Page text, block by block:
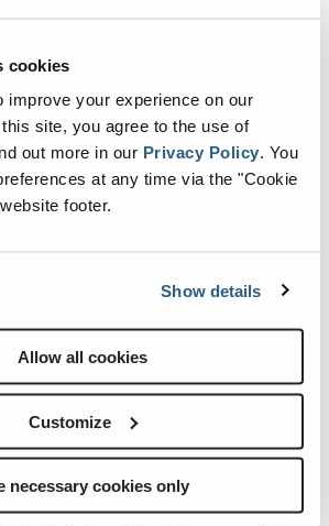
cookies
improve your experience on our
site, you agree to the use of
out more in our Privacy Policy. You
at any time via the "Cookie
footer.
Show details
Allow all cookies
Customize
necessary cookies only
und anderen naturbelassenen Hölzern.
Unternehmen jährlich bis zu 120.000 fm
und Pellets.
Holz gibt es keinen Abfall: Rinde und
für die Produktion von Strom und Wärme
Deutschland in Betrieb genommen. Dort
Optimierungsanlage) in den Jahren 2015 –
Rundhölzer teilweise zu Herstellung
verwertet. Nach dem Einschnitt wird das
geführt. Scanner und geschulte
stets für die effiziente Auslastung der
Das Holz kann flexibel in
oder nach individuellem Kundenwunsch auf